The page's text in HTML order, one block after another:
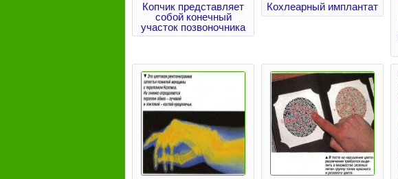
Копчик представляет
собой конечный
участок позвоночника
Кохлеарный имплантат